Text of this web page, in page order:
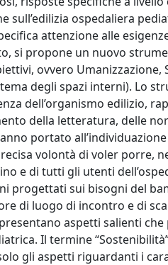
sull’edilizia ospedaliera
attenzione alle
si propone un nuovo
ovvero Umanizzazione,
degli spazi interni). Lo
dell’organismo edilizio,
della letteratura, delle
portato
volontà di voler porre,
e di tutti gli utenti
progettati sui bisogni del
di luogo di incontro e di
aspetti salienti
Il termine
gli aspetti riguardanti i